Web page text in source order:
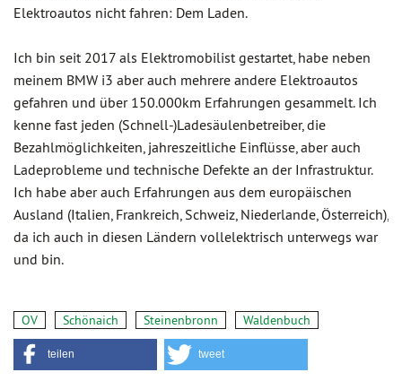
Elektroautos nicht fahren: Dem Laden.
Ich bin seit 2017 als Elektromobilist gestartet, habe neben
meinem BMW i3 aber auch mehrere andere Elektroautos
gefahren und über 150.000km Erfahrungen gesammelt. Ich
kenne fast jeden (Schnell-)Ladesäulenbetreiber, die
Bezahlmöglichkeiten, jahreszeitliche Einflüsse, aber auch
Ladeprobleme und technische Defekte an der Infrastruktur.
Ich habe aber auch Erfahrungen aus dem europäischen
Ausland (Italien, Frankreich, Schweiz, Niederlande, Österreich),
da ich auch in diesen Ländern vollelektrisch unterwegs war
und bin.
OV Schönaich Steinenbronn Waldenbuch
teilen tweet